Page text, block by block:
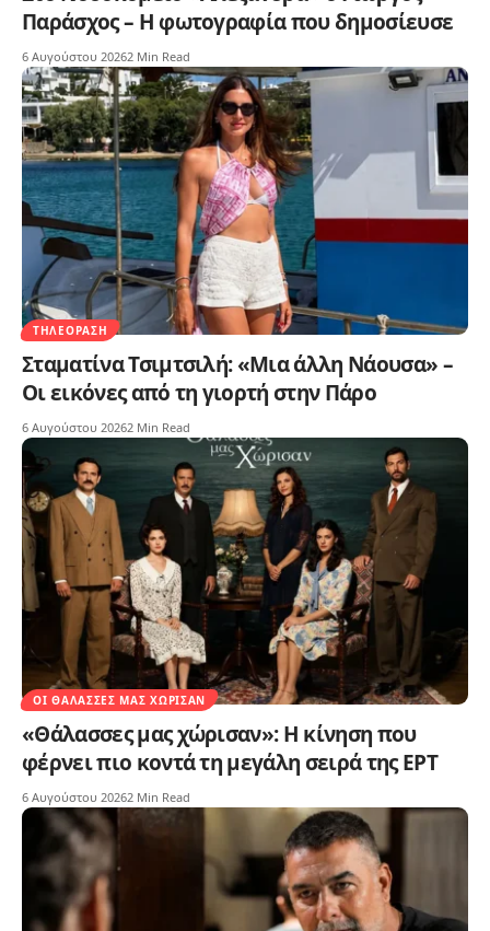
Παράσχος – Η φωτογραφία που δημοσίευσε
6 Αυγούστου 20262 Min Read
ΤΗΛΕΌΡΑΣΗ
Σταματίνα Τσιμτσιλή: «Μια άλλη Νάουσα» –
Οι εικόνες από τη γιορτή στην Πάρο
6 Αυγούστου 20262 Min Read
ΟΙ ΘΆΛΑΣΣΕΣ ΜΑΣ ΧΏΡΙΣΑΝ
«Θάλασσες μας χώρισαν»: Η κίνηση που
φέρνει πιο κοντά τη μεγάλη σειρά της ΕΡΤ
6 Αυγούστου 20262 Min Read